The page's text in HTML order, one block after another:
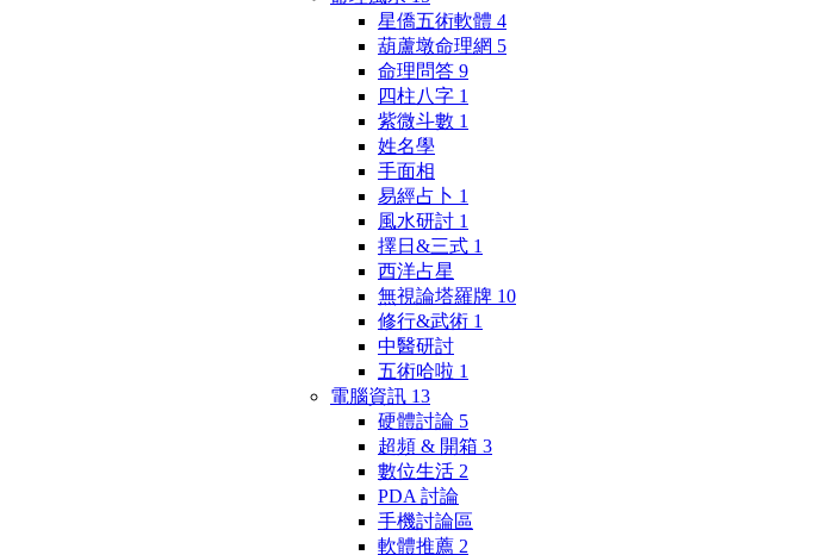
星僑五術軟體 4
葫蘆墩命理網 5
命理問答 9
四柱八字 1
紫微斗數 1
姓名學
手面相
易經占卜 1
風水研討 1
擇日&三式 1
西洋占星
無視論塔羅牌 10
修行&武術 1
中醫研討
五術哈啦 1
電腦資訊 13
硬體討論 5
超頻 & 開箱 3
數位生活 2
PDA 討論
手機討論區
軟體推薦 2